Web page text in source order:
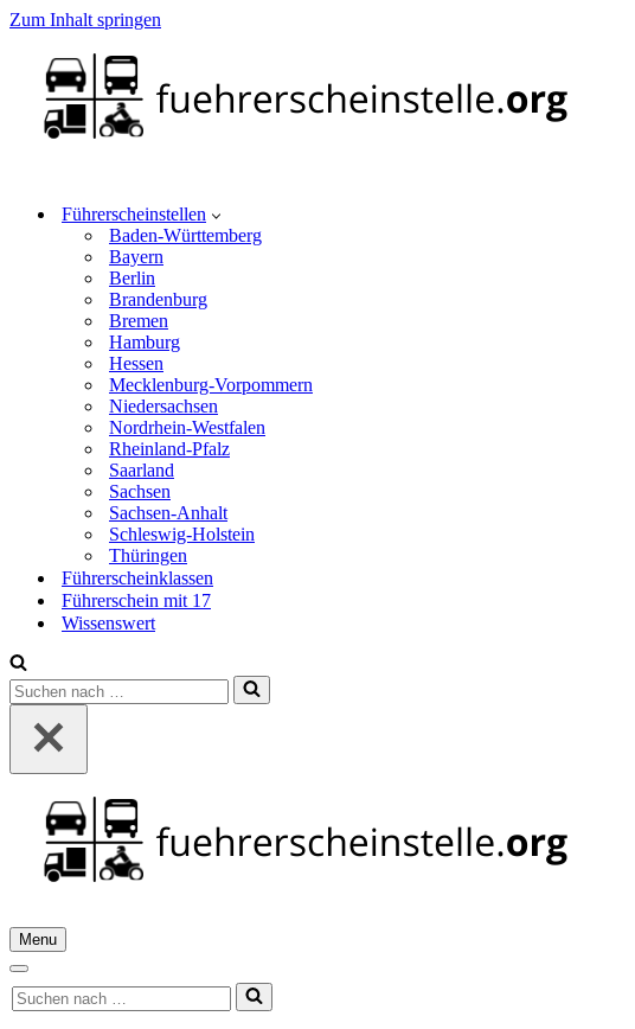
Zum Inhalt springen
Führerscheinstellen
Baden-Württemberg
Bayern
Berlin
Brandenburg
Bremen
Hamburg
Hessen
Mecklenburg-Vorpommern
Niedersachsen
Nordrhein-Westfalen
Rheinland-Pfalz
Saarland
Sachsen
Sachsen-Anhalt
Schleswig-Holstein
Thüringen
Führerscheinklassen
Führerschein mit 17
Wissenswert
Suchen
nach …
Menu
Navigationsmenü
Navigationsmenü
Suchen
nach …